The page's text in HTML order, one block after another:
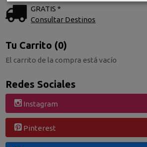
GRATIS *
Consultar Destinos
Tu Carrito (0)
El carrito de la compra está vacío
Redes Sociales
Instagram
Pinterest